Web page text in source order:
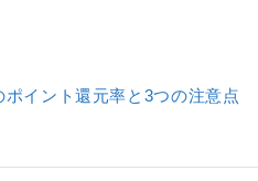
イント還元率と3つの注意点